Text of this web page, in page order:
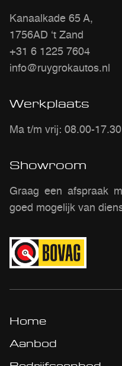
Kanaalkade 65 A,
1756AD ‘t Zand
+31 6 1225 7604
info@ruygrokautos.nl
Werkplaats
Ma t/m vrij: 08.00-
Showroom
Graag een afspraak
goed mogelijk van
Home
Aanbod